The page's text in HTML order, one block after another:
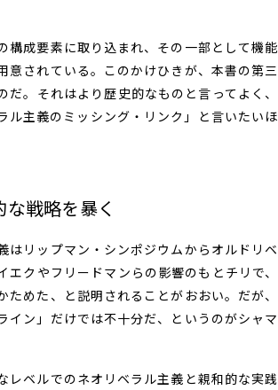
成要素に取り込まれ、その一部として機能
されている。このかけひきが、本書の第三
。それはより歴史的なものと言ってよく、
ル主義のミッシング・リンク」と言いたいほ
戦略を暴く
リップマン・シンポジウムからオルドリベ
クやフリードマンらの影響のもとチリで、
めた、と説明されることがおおい。だが、
イン」だけでは不十分だ、というのがシャマ
ベルでのネオリベラル主義と親和的な実践